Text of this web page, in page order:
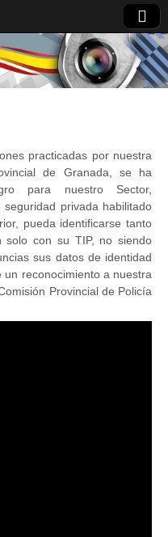
practicadas por nuestra
de Granada, se ha
para nuestro Sector,
privada habilitado
pueda identificarse tanto
solo con su TIP, no siendo
sus datos de identidad
reconocimiento a nuestra
Provincial de Policía